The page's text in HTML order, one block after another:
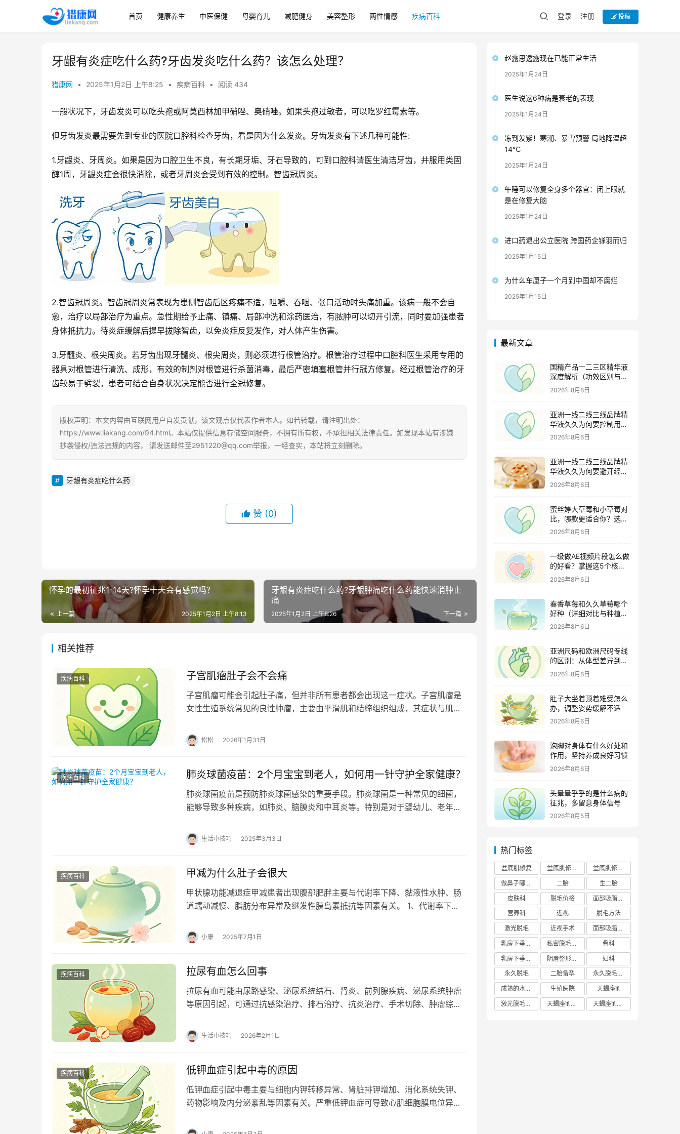
首页 健康养生 中医保健 母婴育儿 减肥健身 美容整形 两性情感 疾病百科 登录 注册 投稿
牙龈有炎症吃什么药?牙齿发炎吃什么药？该怎么处理？
猎康网 • 2025年1月2日 上午8:25 • 疾病百科 • 阅读 434
一般状况下，牙齿发炎可以吃头孢或阿莫西林加甲硝唑、奥硝唑。如果头孢过敏者，可以吃罗红霉素等。
但牙齿发炎最需要先到专业的医院口腔科检查牙齿，看是因为什么发炎。牙齿发炎有下述几种可能性:
1.牙龈炎、牙周炎。如果是因为口腔卫生不良，有长期牙垢、牙石导致的，可到口腔科请医生清洁牙齿，并服用类固
醇1周，牙龈炎症会很快消除，或者牙周炎会受到有效的控制。智齿冠周炎。
2.智齿冠周炎。智齿冠周炎常表现为患侧智齿后区疼痛不适，咀嚼、吞咽、张口活动时头痛加重。该病一般不会自
愈，治疗以局部治疗为重点。急性期给予止痛、镇痛、局部冲洗和涂药医治，有脓肿可以切开引流，同时要加强患者
身体抵抗力。待炎症缓解后提早拔除智齿，以免炎症反复发作，对人体产生伤害。
3.牙髓炎、根尖周炎。若牙齿出现牙髓炎、根尖周炎，则必须进行根管治疗。根管治疗过程中口腔科医生采用专用的
器具对根管进行清洗、成形，有效的制剂对根管进行杀菌消毒，最后严密填塞根管并行冠方修复。经过根管治疗的牙
齿较易于劈裂，患者可结合自身状况决定能否进行全冠修复。
版权声明：本文内容由互联网用户自发贡献，该文观点仅代表作者本人。如若转载，请注明出处：
https://www.liekang.com/94.html。本站仅提供信息存储空间服务，不拥有所有权，不承担相关法律责任。如发现本站有涉嫌
抄袭侵权/违法违规的内容， 请发送邮件至2951220@qq.com举报，一经查实，本站将立刻删除。
牙龈有炎症吃什么药
赞 (0)
怀孕的最初征兆1-14天?怀孕十天会有感觉吗？
上一篇 2025年1月2日 上午8:13
牙龈有炎症吃什么药?牙龈肿痛吃什么药能快速消肿止
痛
下一篇
2025年1月2日 上午8:26
相关推荐
疾病百科 子宫肌瘤肚子会不会痛
子宫肌瘤可能会引起肚子痛，但并非所有患者都会出现这一症状。子宫肌瘤是
女性生殖系统常见的良性肿瘤，主要由平滑肌和结缔组织组成，其症状与肌瘤
松松 2026年1月31日
疾病百科 肺炎球菌疫苗：2个月宝宝到老人，如何用一针守护全家健康？
肺炎球菌疫苗是预防肺炎球菌感染的重要手段。肺炎球菌是一种常见的细菌，
能够导致多种疾病，如肺炎、脑膜炎和中耳炎等。特别是对于婴幼儿、老年人
生活小技巧 2025年3月3日
疾病百科 甲减为什么肚子会很大
甲状腺功能减退症甲减患者出现腹部肥胖主要与代谢率下降、黏液性水肿、肠
道蠕动减慢、脂肪分布异常及继发性胰岛素抵抗等因素有关。 1、代谢率下
小康 2025年7月1日
疾病百科 拉尿有血怎么回事
拉尿有血可能由尿路感染、泌尿系统结石、肾炎、前列腺疾病、泌尿系统肿瘤
等原因引起，可通过抗感染治疗、排石治疗、抗炎治疗、手术切除、肿瘤综合
生活小技巧 2026年2月1日
疾病百科 低钾血症引起中毒的原因
低钾血症引起中毒主要与细胞内钾转移异常、肾脏排钾增加、消化系统失钾、
药物影响及内分泌紊乱等因素有关。严重低钾血症可导致心肌细胞膜电位异
赵露思透露现在已能正常生活
2025年1月24日
医生说这6种病是衰老的表现
2025年1月24日
冻到发紫！寒潮、暴雪预警 局地降温超
14℃
2025年1月24日
午睡可以修复全身多个器官：闭上眼就
是在修复大脑
2025年1月24日
进口药退出公立医院 跨国药企铩羽而归
2025年1月15日
为什么车厘子一个月到中国却不腐烂
2025年1月15日
最新文章
国精产品一二三区精华液
深度解析（功效区别与适
用肤质全指南）
2026年8月6日
亚洲一线二线三线品牌精
华液久久为何要控制用量
（过度使用与皮肤负担的
2026年8月6日
亚洲一线二线三线品牌精
华液久久为何要避开经期
（激素变化与皮肤敏感度
关联）
2026年8月6日
蜜丝婷大草莓和小草莓对
比，哪款更适合你？选购
指南全解析
2026年8月6日
一级做AE视频片段怎么做
的好看？掌握这5个核心
技巧
2026年8月6日
春香草莓和久久草莓哪个
好种（详细对比与种植指
南）
2026年8月6日
亚洲尺码和欧洲尺码专线
的区别：从体型差异到购
物避坑指南
2026年8月6日
肚子大坐着顶着难受怎么
办，调整姿势缓解不适
2026年8月6日
泡脚对身体有什么好处和
作用，坚持养成良好习惯
2026年8月6日
头晕晕乎乎的是什么病的
征兆，多留意身体信号
2026年8月5日
热门标签
盆底肌修复 盆底肌修复医院排行榜
盆底肌修复多少钱
做鼻子哪个正规医院比较出名
二胎
生二胎
皮肤科
脱毛价格
面部吸脂费用
营养科
近视
脱毛方法
激光脱毛
近视手术
面部吸脂多少钱
乳房下垂矫正价格
私密脱毛方法
骨科
乳房下垂矫正费用
阴唇整形手术多少钱
妇科
永久脱毛
二胎备孕
永久脱毛方法
成熟的水蜜桃
生殖医院
天蝎座♏️
激光脱毛价格
天蝎座♏️女生 天蝎座♏️男生